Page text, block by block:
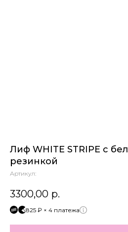
Лиф WHITE STRIPE с
резинкой
Артикул:
3300,00 р.
825 ₽ × 4 платежа